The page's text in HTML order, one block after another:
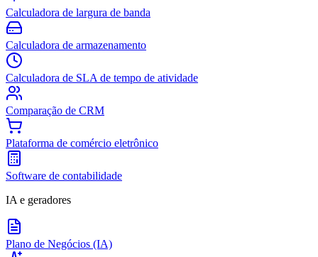
Calculadora de largura de banda
Calculadora de armazenamento
Calculadora de SLA de tempo de atividade
Comparação de CRM
Plataforma de comércio eletrônico
Software de contabilidade
IA e geradores
Plano de Negócios (IA)